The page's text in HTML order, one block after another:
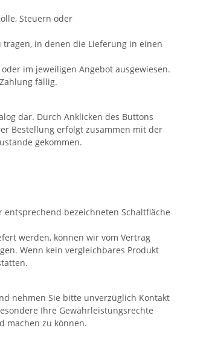
Steuern oder
in denen die Lieferung in einen
im jeweiligen Angebot ausgewiesen.
fällig.
dar. Durch Anklicken des Buttons
Bestellung erfolgt zusammen mit der
gekommen.
bezeichneten Schaltfläche
werden, können wir vom Vertrag
Wenn kein vergleichbares Produkt
nehmen Sie bitte unverzüglich Kontakt
Ihre Gewährleistungsrechte
machen zu können.